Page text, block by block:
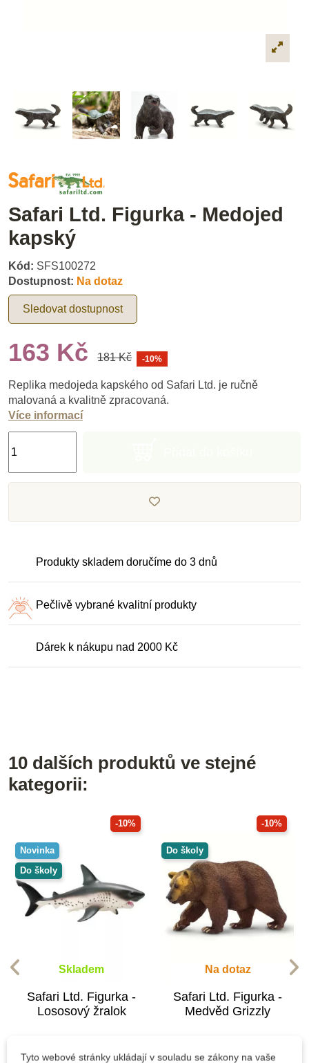
Safari Ltd. Figurka - Medojed
kapský
Kód: SFS100272
Dostupnost: Na dotaz
Sledovat dostupnost
163 Kč 181 Kč -10%
Replika medojeda kapského od Safari Ltd. je ručně
malovaná a kvalitně zpracovaná.
Více informací
Produkty skladem doručíme do 3 dnů
Pečlivě vybrané kvalitní produkty
Dárek k nákupu nad 2000 Kč
10 dalších produktů ve stejné
kategorii:
-10%
Novinka
Do školy
Skladem
Safari Ltd. Figurka -
Lososový žralok
-10%
Do školy
Na dotaz
Safari Ltd. Figurka -
Medvěd Grizzly
Tyto webové stránky ukládají v souladu se zákony na vaše